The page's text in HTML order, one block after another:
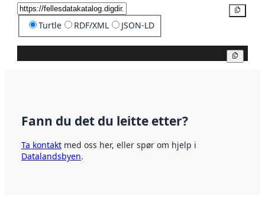
Turtle RDF/XML JSON-LD
Fann du det du leitte etter?
Ta kontakt med oss her, eller spør om hjelp i
Datalandsbyen.